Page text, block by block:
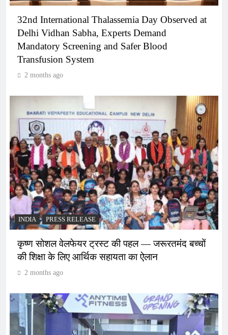
32nd International Thalassemia Day Observed at
Delhi Vidhan Sabha, Experts Demand
Mandatory Screening and Safer Blood
Transfusion System
2 months ago
INDIA PRESS RELEASE
कृष्ण सोशल वेलफेयर ट्रस्ट की पहल — जरूरतमंद बच्चों
की शिक्षा के लिए आर्थिक सहायता का ऐलान
2 months ago